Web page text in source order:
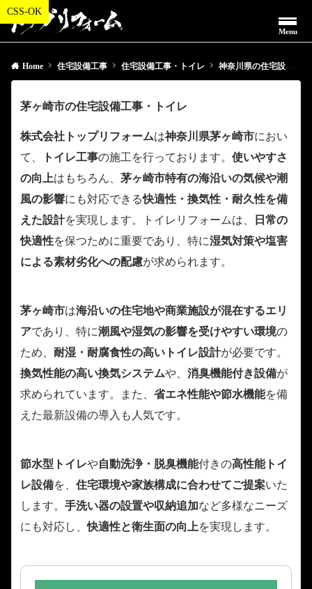
Menu
Home 住宅設備工事 住宅設備工事・トイレ 神奈川県の住宅設備工事・トイレ
茅ヶ崎市の住宅設備工事・トイレ
株式会社トップリフォームは神奈川県茅ヶ崎市におい
て、
トイレ工事の施工を行っております。 使いやすさ
の向上はもちろん、 茅ヶ崎市特有の海沿いの気候や潮
風の影響にも対応できる快適性・換気性・耐久性を備
えた設計を実現します。トイレリフォームは、
日常の
快適性を保つために重要であり、特に湿気対策や塩害
による素材劣化への配慮が求められます。
茅ヶ崎市は海沿いの住宅地や商業施設が混在するエリ
アであり、特に潮風や湿気の影響を受けやすい環境の
ため、 耐湿・耐腐食性の高いトイレ設計が必要です。
換気性能の高い換気システムや、 消臭機能付き設備が
求められています。また、 省エネ性能や節水機能を備
えた最新設備の導入も人気です。
節水型トイレや自動洗浄・脱臭機能付きの高性能トイ
レ設備を、 住宅環境や家族構成に合わせてご提案いた
します。 手洗い器の設置や収納追加など多様なニーズ
にも対応し、快適性と衛生面の向上を実現します。